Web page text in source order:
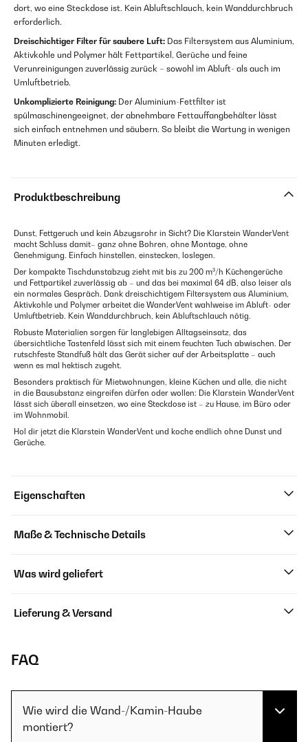
dort, wo eine Steckdose ist. Kein Abluftschlauch, kein Wanddurchbruch
erforderlich.
Dreischichtiger Filter für saubere Luft: Das Filtersystem aus Aluminium,
Aktivkohle und Polymer hält Fettpartikel, Gerüche und feine
Verunreinigungen zuverlässig zurück – sowohl im Abluft- als auch im
Umluftbetrieb.
Unkomplizierte Reinigung: Der Aluminium-Fettfilter ist
spülmaschinengeeignet, der abnehmbare Fettauffangbehälter lässt
sich einfach entnehmen und säubern. So bleibt die Wartung in wenigen
Minuten erledigt.
Produktbeschreibung
Dunst, Fettgeruch und kein Abzugsrohr in Sicht? Die Klarstein WanderVent
macht Schluss damit– ganz ohne Bohren, ohne Montage, ohne
Genehmigung. Einfach hinstellen, einstecken, loslegen.
Der kompakte Tischdunstabzug zieht mit bis zu 200 m³/h Küchengerüche
und Fettpartikel zuverlässig ab – und das bei maximal 64 dB, also leiser als
ein normales Gespräch. Dank dreischichtigem Filtersystem aus Aluminium,
Aktivkohle und Polymer arbeitet die WanderVent wahlweise im Abluft- oder
Umluftbetrieb. Kein Wanddurchbruch, kein Abluftschlauch nötig.
Robuste Materialien sorgen für langlebigen Alltagseinsatz, das
übersichtliche Tastenfeld lässt sich mit einem feuchten Tuch abwischen. Der
rutschfeste Standfuß hält das Gerät sicher auf der Arbeitsplatte – auch
wenn es mal hektisch zugeht.
Besonders praktisch für Mietwohnungen, kleine Küchen und alle, die nicht
in die Bausubstanz eingreifen dürfen oder wollen: Die Klarstein WanderVent
lässt sich überall einsetzen, wo eine Steckdose ist – zu Hause, im Büro oder
im Wohnmobil.
Hol dir jetzt die Klarstein WanderVent und koche endlich ohne Dunst und
Gerüche.
Eigenschaften
Maße & Technische Details
Was wird geliefert
Lieferung & Versand
FAQ
Wie wird die Wand-/Kamin-Haube
montiert?